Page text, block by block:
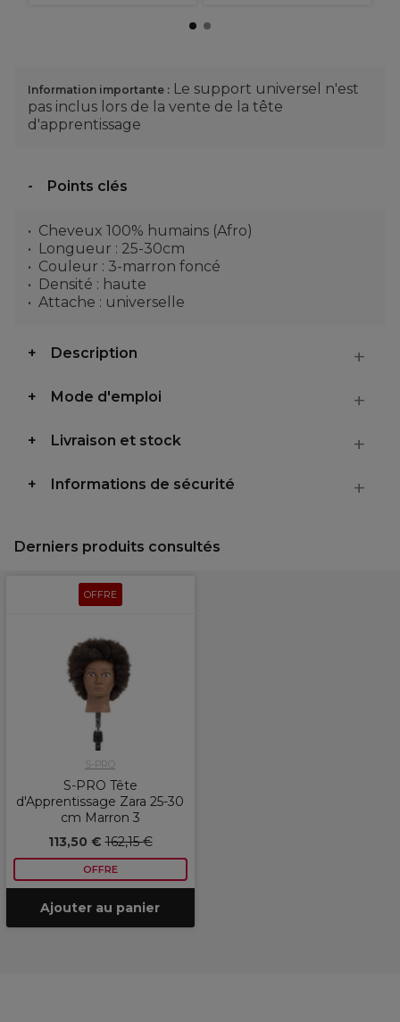
Information importante : Le support universel n'est
pas inclus lors de la vente de la tête
d'apprentissage
Points clés
Cheveux 100% humains (Afro)
Longueur : 25-30cm
Couleur : 3-marron foncé
Densité : haute
Attache : universelle
Description
Mode d'emploi
Livraison et stock
Informations de sécurité
Derniers produits consultés
OFFRE
S-PRO
S-PRO Tête
d'Apprentissage Zara 25-30
cm Marron 3
113,50 €162,15 €
OFFRE
Ajouter au panier